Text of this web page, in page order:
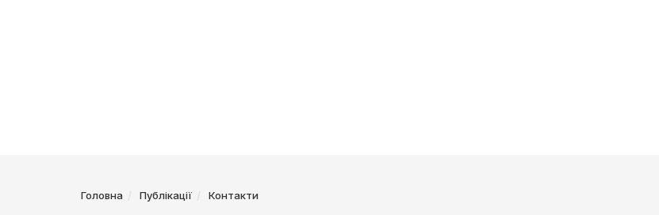
Головна Публікації Контакти